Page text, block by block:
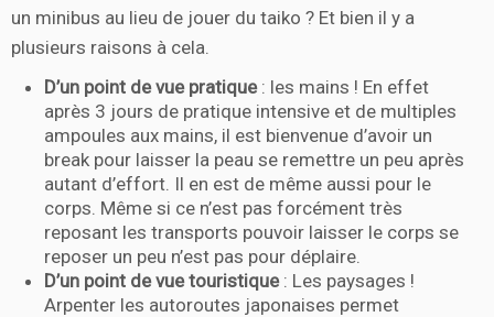
un minibus au lieu de jouer du taiko ? Et bien il y a
plusieurs raisons à cela.
D’un point de vue pratique: les mains ! En effet
après 3 jours de pratique intensive et de multiples
ampoules aux mains, il est bienvenue d’avoir un
break pour laisser la peau se remettre un peu après
autant d’effort. Il en est de même aussi pour le
corps. Même si ce n’est pas forcément très
reposant les transports pouvoir laisser le corps se
reposer un peu n’est pas pour déplaire.
D’un point de vue touristique: Les paysages !
Arpenter les autoroutes japonaises permet